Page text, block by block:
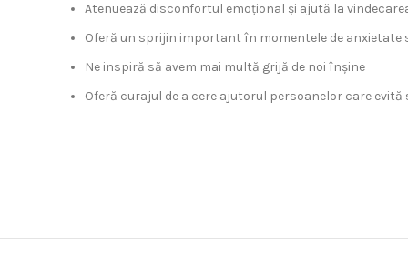
Atenuează disconfortul emoțional și ajută la
Oferă un sprijin important în momentele de anxietate
Ne inspiră să avem mai multă grijă de noi înșine
Oferă curajul de a cere ajutorul persoanelor care evită